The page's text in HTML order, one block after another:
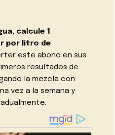
calcule 1
por litro de
este abono en sus
resultados de
la mezcla con
vez a la semana y